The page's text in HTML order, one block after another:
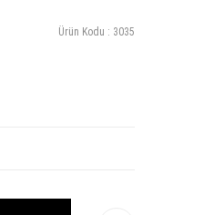
Ürün Kodu : 3035